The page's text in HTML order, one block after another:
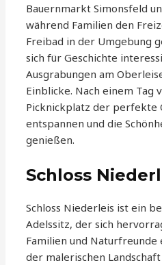
Bauernmarkt Simonsfeld
während Familien den
Freibad in der Umgebung
sich für Geschichte
Ausgrabungen am
Einblicke. Nach einem
Picknickplatz der perfekte
entspannen und die
genießen.
Schloss
Schloss Niederleis ist ein
Adelssitz, der sich
Familien und Naturfreunde
der malerischen